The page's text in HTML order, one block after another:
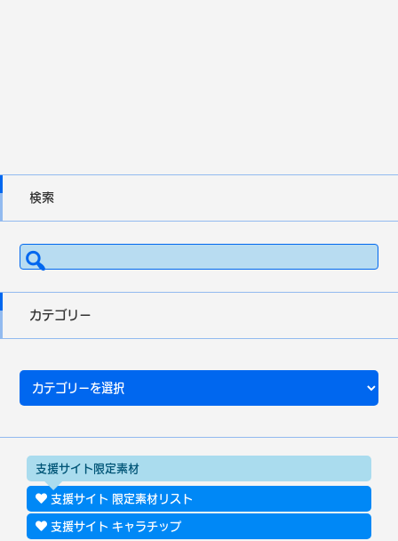
検索
検
索:
カテゴリー
支援サイト限定素材
支援サイト 限定素材リスト
支援サイト キャラチップ